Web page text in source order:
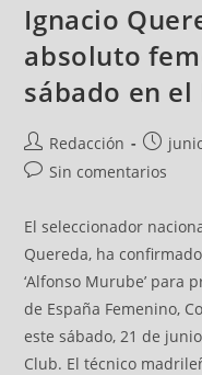
Ignacio
absoluto
sábado en
Redacción
Sin comentarios
El seleccionador
Quereda, ha
‘Alfonso Murube’ para
de España Femenino,
este sábado, 21 de
Club. El técnico